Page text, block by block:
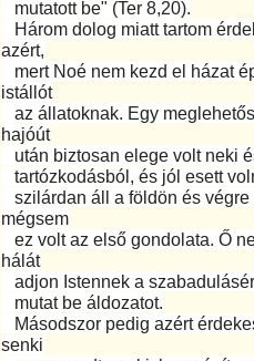
mutatott be" (Ter 8,20).
Három dolog miatt tartom
azért,
mert Noé nem kezd el házat
istállót
az állatoknak. Egy
hajóút
után biztosan elege volt neki
tartózkodásból, és jól esett
szilárdan áll a földön és
mégsem
ez volt az első gondolata. Ő
hálát
adjon Istennek a
mutat be áldozatot.
Másodszor pedig azért
senki